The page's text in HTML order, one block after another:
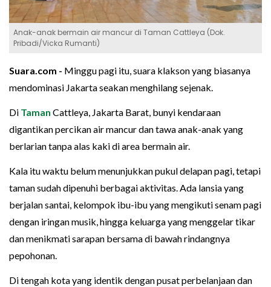
Anak-anak bermain air mancur di Taman Cattleya (Dok.
Pribadi/Vicka Rumanti)
Suara.com - Minggu pagi itu, suara klakson yang biasanya
mendominasi Jakarta seakan menghilang sejenak.
Di Taman Cattleya, Jakarta Barat, bunyi kendaraan
digantikan percikan air mancur dan tawa anak-anak yang
berlarian tanpa alas kaki di area bermain air.
Kala itu waktu belum menunjukkan pukul delapan pagi, tetapi
taman sudah dipenuhi berbagai aktivitas. Ada lansia yang
berjalan santai, kelompok ibu-ibu yang mengikuti senam pagi
dengan iringan musik, hingga keluarga yang menggelar tikar
dan menikmati sarapan bersama di bawah rindangnya
pepohonan.
Di tengah kota yang identik dengan pusat perbelanjaan dan